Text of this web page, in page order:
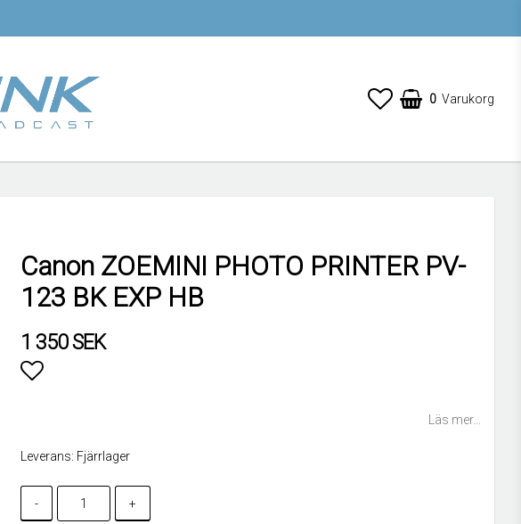
0 Varukorg
Canon ZOEMINI PHOTO PRINTER PV-
123 BK EXP HB
1 350 SEK
Läs mer...
Leverans: Fjärrlager
- +